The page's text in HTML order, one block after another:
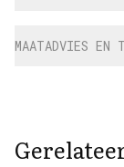
MAATADVIES EN